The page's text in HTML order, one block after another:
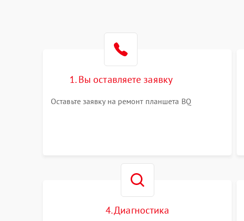
1. Вы оставляете заявку
Оставьте заявку на ремонт планшета BQ
4. Диагностика